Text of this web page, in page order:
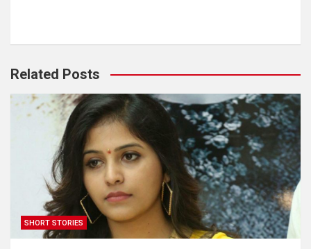
Related Posts
SHORT STORIES